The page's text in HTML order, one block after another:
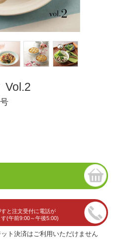
Vol.2
と注文受付に電話が
(午前9:00～午後5:00)
ト決済はご利用いただけません